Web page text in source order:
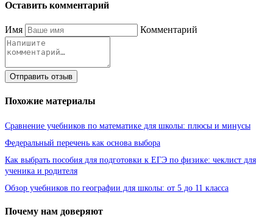
Оставить комментарий
Имя Комментарий
Отправить отзыв
Похожие материалы
Сравнение учебников по математике для школы: плюсы и минусы
Федеральный перечень как основа выбора
Как выбрать пособия для подготовки к ЕГЭ по физике: чеклист для
ученика и родителя
Обзор учебников по географии для школы: от 5 до 11 класса
Почему нам доверяют